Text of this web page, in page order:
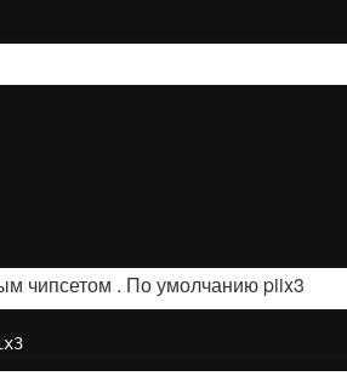
чипсетом . По умолчанию piix3
$ VBoxManage modifyvm ${vm}  --chipset piix3